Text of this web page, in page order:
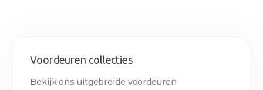
Voordeuren collecties
Bekijk ons uitgebreide voordeuren